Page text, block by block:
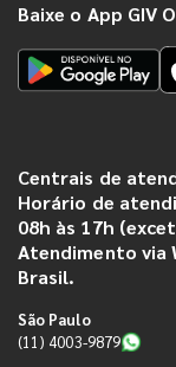
Baixe o App GIV
Centrais de
Horário de
08h às 17h
Atendimento via
Brasil.
São Paulo
(11) 4003-9879